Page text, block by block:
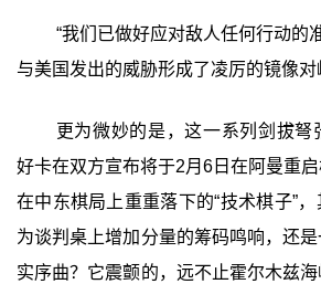
“我们已做好应对敌人任何行动的
与美国发出的威胁形成了凌厉的镜像对
更为微妙的是，这一系列剑拔弩
好卡在双方宣布将于2月6日在阿曼重
在中东棋局上重重落下的“技术棋子”
为谈判桌上增加分量的筹码鸣响，还
实序曲？它震颤的，远不止霍尔木兹